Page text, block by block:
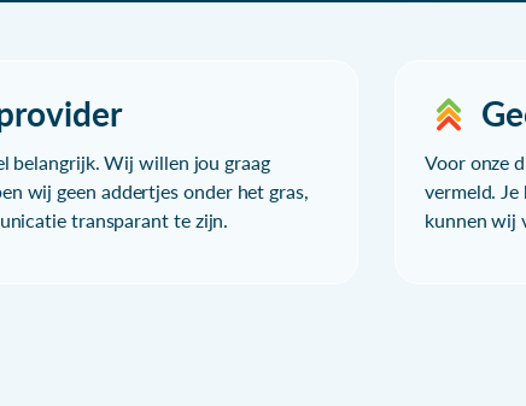
belangrijk. Wij willen jou graag
wij geen addertjes onder het gras,
transparant te zijn.
Voor onze
vermeld.
kunnen wij